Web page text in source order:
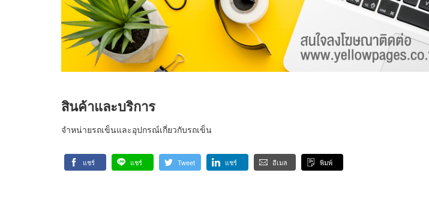
สินค้าและบริการ
จำหน่ายรถเข็นและอุปกรณ์เกี่ยวกับรถเข็น
แชร์ แชร์ Tweet แชร์ อีเมล พิมพ์